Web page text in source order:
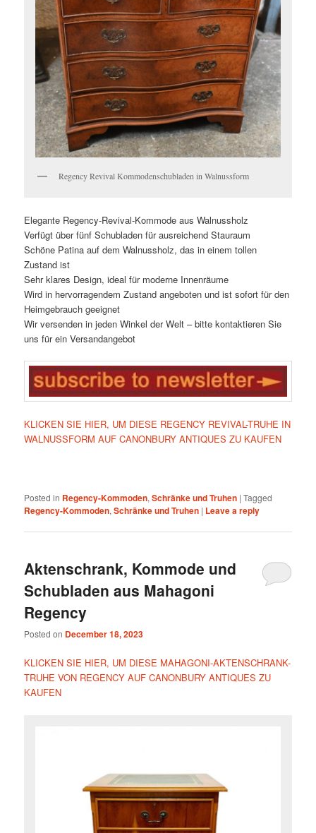
Regency Revival Kommodenschubladen in Walnussform
Elegante Regency-Revival-Kommode aus Walnussholz
Verfügt über fünf Schubladen für ausreichend Stauraum
Schöne Patina auf dem Walnussholz, das in einem tollen
Zustand ist
Sehr klares Design, ideal für moderne Innenräume
Wird in hervorragendem Zustand angeboten und ist sofort für den
Heimgebrauch geeignet
Wir versenden in jeden Winkel der Welt – bitte kontaktieren Sie
uns für ein Versandangebot
KLICKEN SIE HIER, UM DIESE REGENCY REVIVAL-TRUHE IN
WALNUSSFORM AUF CANONBURY ANTIQUES ZU KAUFEN
Posted in Regency-Kommoden,Schränke und Truhen |Tagged
Regency-Kommoden,Schränke und Truhen | Leave a reply
Aktenschrank, Kommode und
Schubladen aus Mahagoni
Regency
Posted on December 18, 2023
KLICKEN SIE HIER, UM DIESE MAHAGONI-AKTENSCHRANK-
TRUHE VON REGENCY AUF CANONBURY ANTIQUES ZU
KAUFEN